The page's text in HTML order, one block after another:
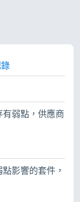
弱點，供應商
影響的套件，